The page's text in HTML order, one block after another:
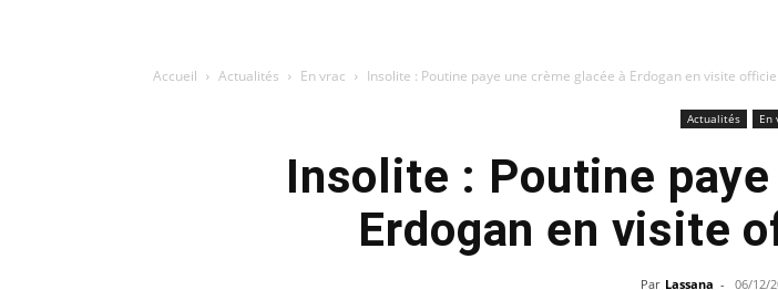
Accueil Actualités En vrac Insolite : Poutine paye une crème glacée à Erdogan en visite
Actualités En
Insolite : Poutine
Erdogan en visite
Par Lassana - 06/12/